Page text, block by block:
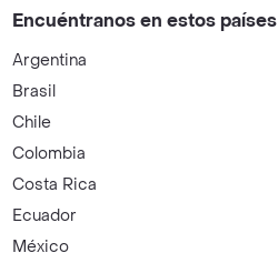
Encuéntranos en estos países
Argentina
Brasil
Chile
Colombia
Costa Rica
Ecuador
México